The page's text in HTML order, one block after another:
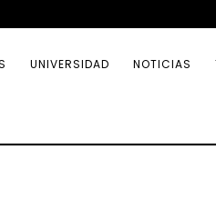
UNIVERSIDAD NOTICIAS